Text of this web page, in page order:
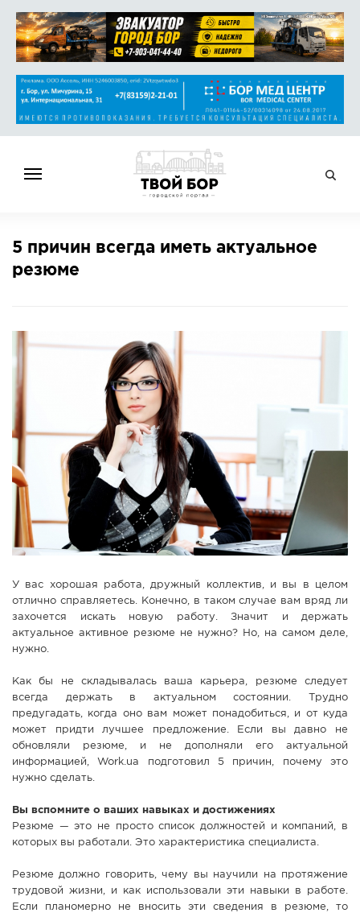
НОВОСТИ
СПРАВОЧНИК
АФИША
СПРАВКА
КАМЕРЫ
КОНКУРСЫ
СТАТЬИ
ГОЛОСОВАНИЯ
ПРЕДЛОЖИТЬ НОВОСТЬ
ФОТО
5 причин всегда иметь актуальное
резюме
У вас хорошая работа, дружный коллектив, и вы в целом
отлично справляетесь. Конечно, в таком случае вам вряд ли
захочется искать новую работу. Значит и держать
актуальное активное резюме не нужно? Но, на самом деле,
нужно.
Как бы не складывалась ваша карьера, резюме следует
всегда держать в актуальном состоянии. Трудно
предугадать, когда оно вам может понадобиться, и от куда
может придти лучшее предложение. Если вы давно не
обновляли резюме, и не дополняли его актуальной
информацией, Work.ua подготовил 5 причин, почему это
нужно сделать.
Вы вспомните о ваших навыках и достижениях
Резюме — это не просто список должностей и компаний, в
которых вы работали. Это характеристика специалиста.
Резюме должно говорить, чему вы научили на протяжение
трудовой жизни, и как использовали эти навыки в работе.
Если планомерно не вносить эти сведения в резюме, то